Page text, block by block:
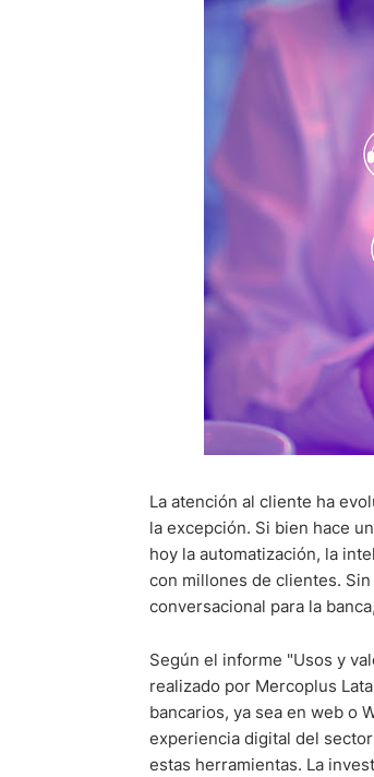
La atención al cliente ha
la excepción. Si bien hace
hoy la automatización, la
con millones de clientes.
conversacional para la
Según el informe "Usos y
realizado por Mercoplus
bancarios, ya sea en web o
experiencia digital del
estas herramientas. La